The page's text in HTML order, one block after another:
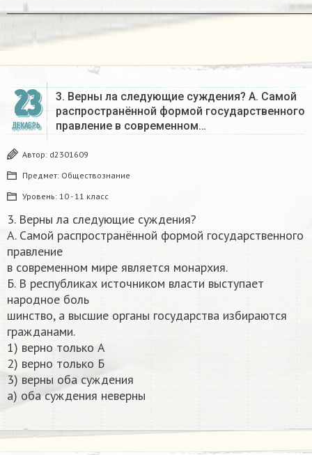
23
ДЕКАБРЬ
3. Верны ла следующие суждения? А. Самой
распространённой формой государственного
правление в современном…
Автор: d2301609
Предмет: Обществознание
Уровень: 10 - 11 класс
3. Верны ла следующие суждения?
А. Самой распространённой формой государственного
правление
в современном мире является монархия.
Б. В республиках источником власти выступает
народное боль
шинство, а высшие органы государства избираются
гражданами.
1) верно только А
2) верно только Б
3) верны оба суждения
а) оба суждения неверны​